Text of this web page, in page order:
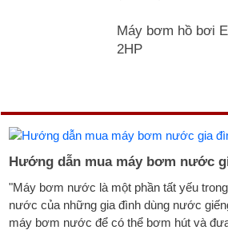
Máy bơm hồ bơi
2HP
Hướng dẫn mua máy bơm nước
"Máy bơm nước là một phần tất yếu
nước của những gia đình dùng nước
máy bơm nước để có thể bơm hút và